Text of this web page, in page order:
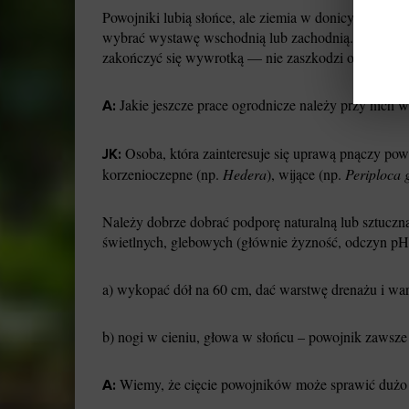
Powojniki lubią słońce, ale ziemia w donicy szybko
wybrać wystawę wschodnią lub zachodnią.
zakończyć się wywrotką — nie zaszkodzi obciążyć
A: Jakie jeszcze prace ogrodnicze należy przy nich
JK: Osoba, która zainteresuje się uprawą pnączy
korzenioczepne (np. Hedera), wijące (np. Periploca
Należy dobrze dobrać podporę naturalną lub
świetlnych, glebowych (głównie żyzność, odczyn
a) wykopać dół na 60 cm, dać warstwę drenażu i
b) nogi w cieniu, głowa w słońcu – powojnik
A: Wiemy, że cięcie powojników może sprawić